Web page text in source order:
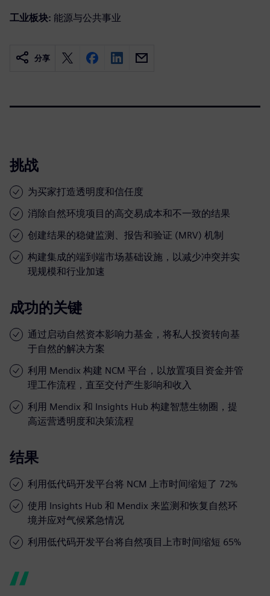
工业板块: 能源与公共事业
分享
挑战
为买家打造透明度和信任度
消除自然环境项目的高交易成本和不一致的结果
创建结果的稳健监测、报告和验证 (MRV) 机制
构建集成的端到端市场基础设施，以减少冲突并实
现规模和行业加速
成功的关键
通过启动自然资本影响力基金，将私人投资转向基
于自然的解决方案
利用 Mendix 构建 NCM 平台，以放置项目资金并管
理工作流程，直至交付产生影响和收入
利用 Mendix 和 Insights Hub 构建智慧生物圈，提
高运营透明度和决策流程
结果
利用低代码开发平台将 NCM 上市时间缩短了 72%
使用 Insights Hub 和 Mendix 来监测和恢复自然环
境并应对气候紧急情况
利用低代码开发平台将自然项目上市时间缩短 65%